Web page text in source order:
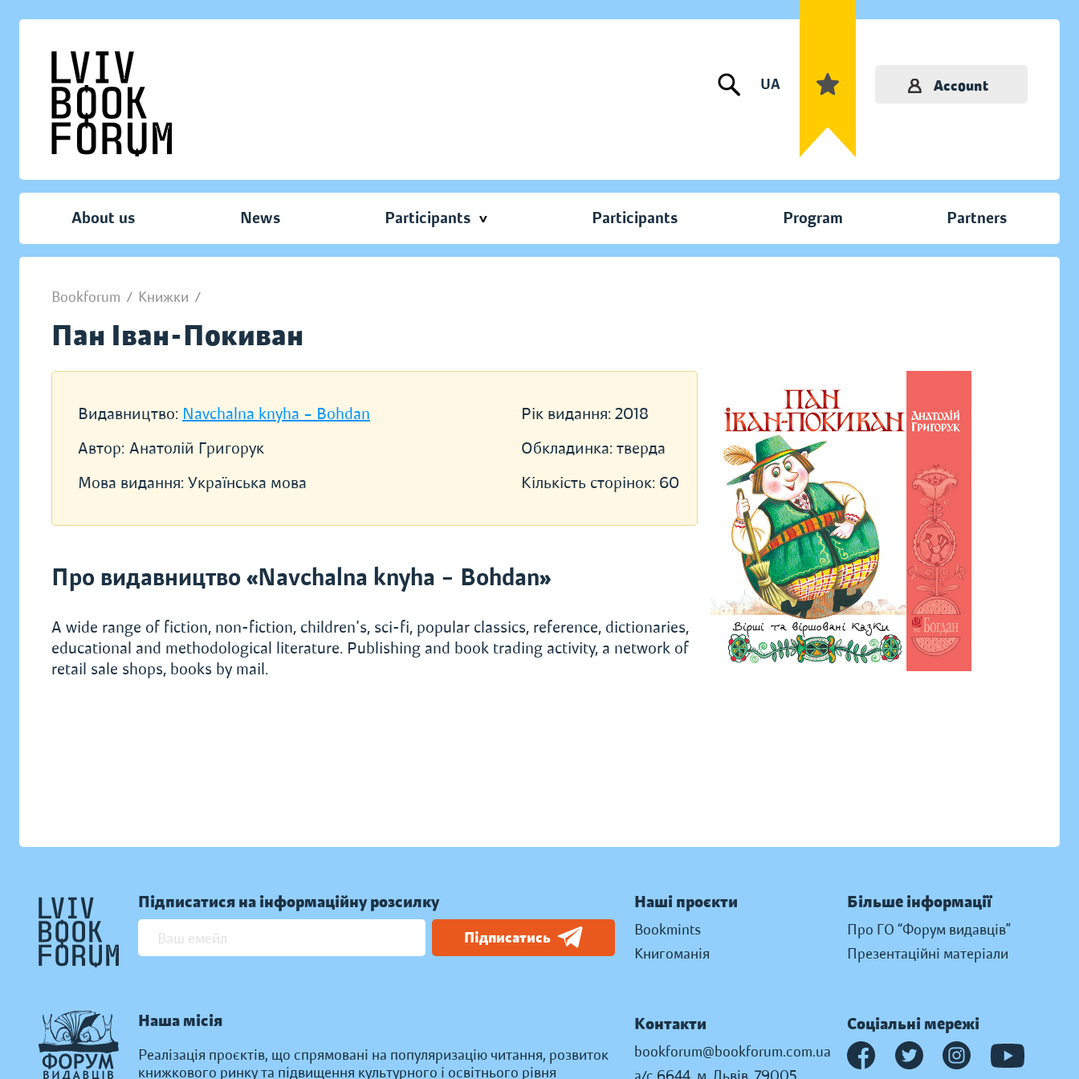
UA Account
About us News Participants Participants Program Partners
Bookforum / Книжки /
Пан Іван-Покиван
Видавництво: Navchalna knyha – Bohdan
Автор: Анатолій Григорук
Мова видання: Українська мова
Рік видання: 2018
Обкладинка: тверда
Кількість сторінок: 60
Про видавництво «Navchalna knyha – Bohdan»
A wide range of fiction, non-fiction, children's, sci-fi, popular classics, reference, dictionaries,
educational and methodological literature. Publishing and book trading activity, a network of
retail sale shops, books by mail.
Підписатися на інформаційну розсилку
Підписатись
Наша місія
Реалізація проєктів, що спрямовані на популяризацію читання, розвиток
книжкового ринку та підвищення культурного і освітнього рівня
Наші проєкти
Bookmints
Книгоманія
Більше інформації
Про ГО “Форум видавців”
Презентаційні матеріали
Контакти
bookforum@bookforum.com.ua
Соціальні мережі